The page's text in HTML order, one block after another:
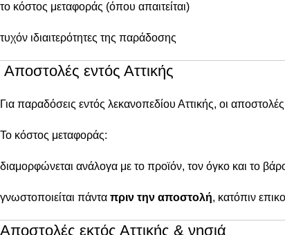
το κόστος μεταφοράς (όπου απαιτείται)
τυχόν ιδιαιτερότητες της παράδοσης
Αποστολές εντός Αττικής
Για παραδόσεις εντός λεκανοπεδίου Αττικής, οι
Το κόστος μεταφοράς:
διαμορφώνεται ανάλογα με το προϊόν, τον όγκο και το
γνωστοποιείται πάντα πριν την αποστολή, κατόπιν
Αποστολές εκτός Αττικής & νησιά